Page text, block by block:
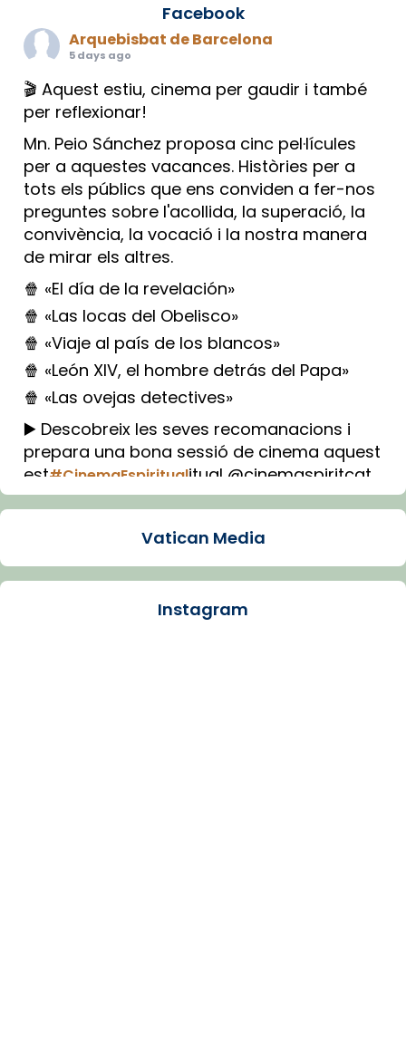
Facebook
Arquebisbat de Barcelona
5 days ago
🎬 Aquest estiu, cinema per gaudir i també
per reflexionar!
Mn. Peio Sánchez proposa cinc pel·lícules
per a aquestes vacances. Històries per a
tots els públics que ens conviden a fer-nos
preguntes sobre l'acollida, la superació, la
convivència, la vocació i la nostra manera
de mirar els altres.
🍿 «El día de la revelación»
🍿 «Las locas del Obelisco»
🍿 «Viaje al país de los blancos»
🍿 «León XIV, el hombre detrás del Papa»
🍿 «Las ovejas detectives»
▶️ Descobreix les seves recomanacions i
prepara una bona sessió de cinema aquest
est#CinemaEspiritualitual @cinemaspiritcat
Imatge: Generada amb IA (OpenAI)
Arquebisbat de Barcelona
Vatican Media
Instagram